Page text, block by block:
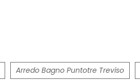
Arredo Bagno Puntotre Treviso